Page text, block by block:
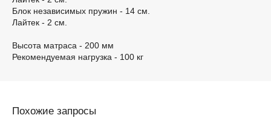
Блок независимых пружин - 14 см.
Лайтек - 2 см.
Высота матраса - 200 мм
Рекомендуемая нагрузка - 100 кг
Похожие запросы